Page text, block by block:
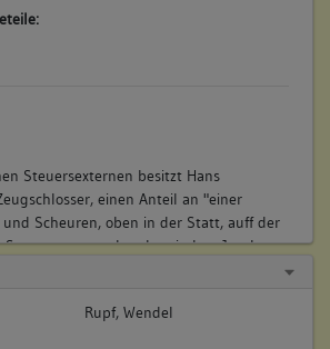
Steuersexternen besitzt Hans
einen Anteil an "einer
und Scheuren, oben in der Statt, auff der
stehend, zwischen Jacob
Stifftsscheuren einer , andererseits
Georg Röser besitzen weitere Anteile
Rupf, Wendel